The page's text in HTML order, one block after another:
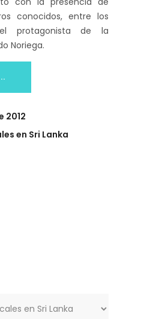
conocidos, entre los
protagonista de la
Noriega.
2012
en Sri Lanka